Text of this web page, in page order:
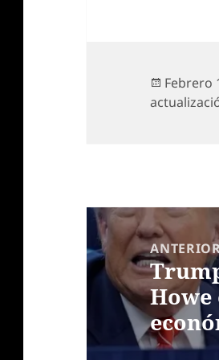
el
Febrero
Navegación
de
entradasEntrada
Howe